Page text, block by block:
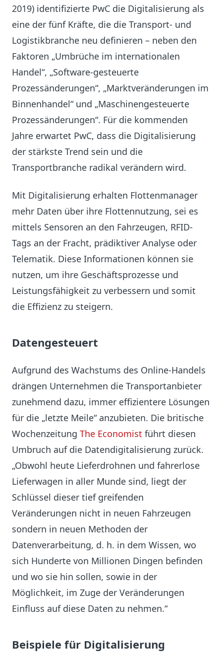
2019) identifizierte PwC die Digitalisierung als
eine der fünf Kräfte, die die Transport- und
Logistikbranche neu definieren – neben den
Faktoren „Umbrüche im internationalen
Handel“, „Software-gesteuerte
Prozessänderungen“, „Marktveränderungen im
Binnenhandel“ und „Maschinengesteuerte
Prozessänderungen“. Für die kommenden
Jahre erwartet PwC, dass die Digitalisierung
der stärkste Trend sein und die
Transportbranche radikal verändern wird.
Mit Digitalisierung erhalten Flottenmanager
mehr Daten über ihre Flottennutzung, sei es
mittels Sensoren an den Fahrzeugen, RFID-
Tags an der Fracht, prädiktiver Analyse oder
Telematik. Diese Informationen können sie
nutzen, um ihre Geschäftsprozesse und
Leistungsfähigkeit zu verbessern und somit
die Effizienz zu steigern.
Datengesteuert
Aufgrund des Wachstums des Online-Handels
drängen Unternehmen die Transportanbieter
zunehmend dazu, immer effizientere Lösungen
für die „letzte Meile“ anzubieten. Die britische
Wochenzeitung The Economist führt diesen
Umbruch auf die Datendigitalisierung zurück.
„Obwohl heute Lieferdrohnen und fahrerlose
Lieferwagen in aller Munde sind, liegt der
Schlüssel dieser tief greifenden
Veränderungen nicht in neuen Fahrzeugen
sondern in neuen Methoden der
Datenverarbeitung, d. h. in dem Wissen, wo
sich Hunderte von Millionen Dingen befinden
und wo sie hin sollen, sowie in der
Möglichkeit, im Zuge der Veränderungen
Einfluss auf diese Daten zu nehmen.“
Beispiele für Digitalisierung